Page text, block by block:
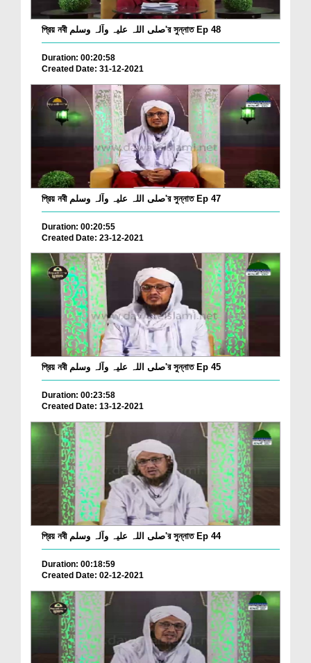
প্রিয় নবী صلی اللہ علیہ وآلہ وسلم'র সুন্নাত Ep 48
Duration: 00:20:58
Created Date: 31-12-2021
প্রিয় নবী صلی اللہ علیہ وآلہ وسلم'র সুন্নাত Ep 47
Duration: 00:20:55
Created Date: 23-12-2021
প্রিয় নবী صلی اللہ علیہ وآلہ وسلم'র সুন্নাত Ep 45
Duration: 00:23:58
Created Date: 13-12-2021
প্রিয় নবী صلی اللہ علیہ وآلہ وسلم'র সুন্নাত Ep 44
Duration: 00:18:59
Created Date: 02-12-2021